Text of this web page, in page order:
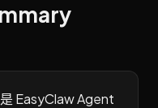
是 EasyClaw Agent